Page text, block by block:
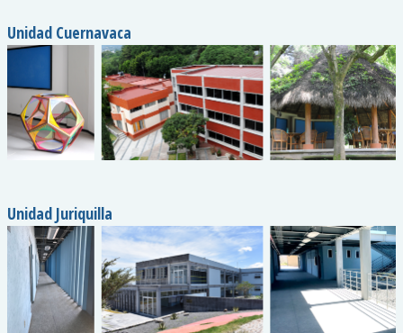
Unidad Cuernavaca
Unidad Juriquilla